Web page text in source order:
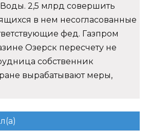
2,5 млрд совершить
в нем несогласованные
фед. Газпром
Озерск пересчету не
собственник
вырабатывают меры,